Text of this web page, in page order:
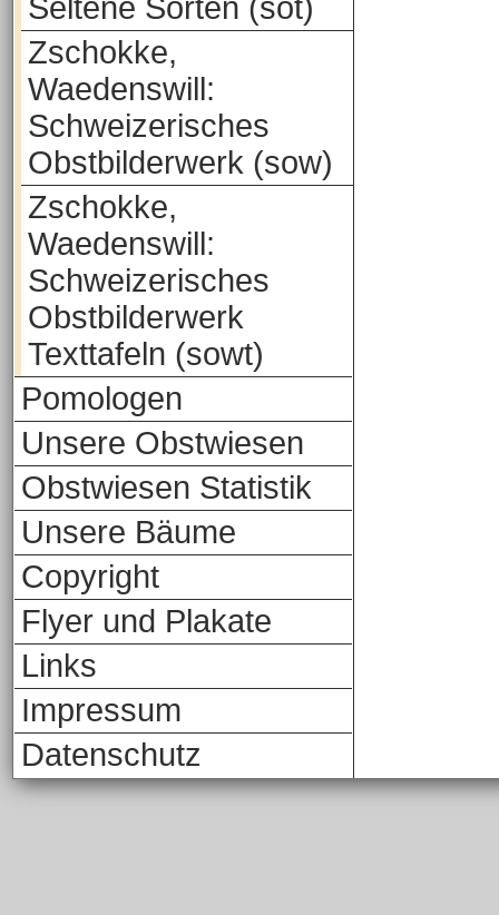
Seltene Sorten (sot)
Zschokke,
Waedenswill:
Schweizerisches
Obstbilderwerk (sow)
Zschokke,
Waedenswill:
Schweizerisches
Obstbilderwerk
Texttafeln (sowt)
Pomologen
Unsere Obstwiesen
Obstwiesen Statistik
Unsere Bäume
Copyright
Flyer und Plakate
Links
Impressum
Datenschutz